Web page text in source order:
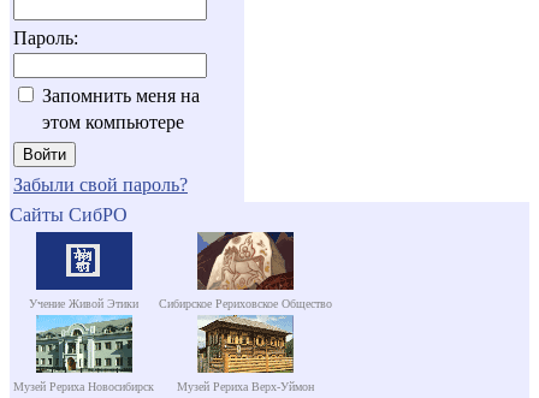
Пароль:
Запомнить меня на
этом компьютере
Забыли свой пароль?
Сайты СибРО
Учение Живой Этики Сибирское Рериховское Общество
Музей Рериха Новосибирск Музей Рериха Верх-Уймон